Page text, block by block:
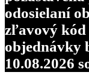
odosielaní
zľavový
objednávky
10.08.2026